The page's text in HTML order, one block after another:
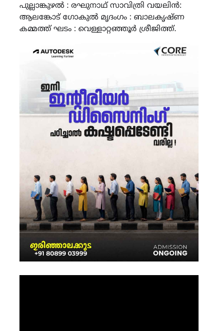
പുല്ലാങ്കുഴൽ : രഘുനാഥ് സാവിത്രി വയലിൻ:
ആലങ്കോട് ഗോകുൽ മൃദംഗം : ബാലകൃഷ്‌ണ
കമ്മത്ത് ഘടം : വെള്ളാറ്റഞ്ഞൂർ ശ്രീജിത്ത്.